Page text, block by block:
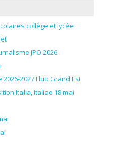
collège et lycée
JPO 2026
2027 Fluo Grand Est
Italia, Italiae 18 mai